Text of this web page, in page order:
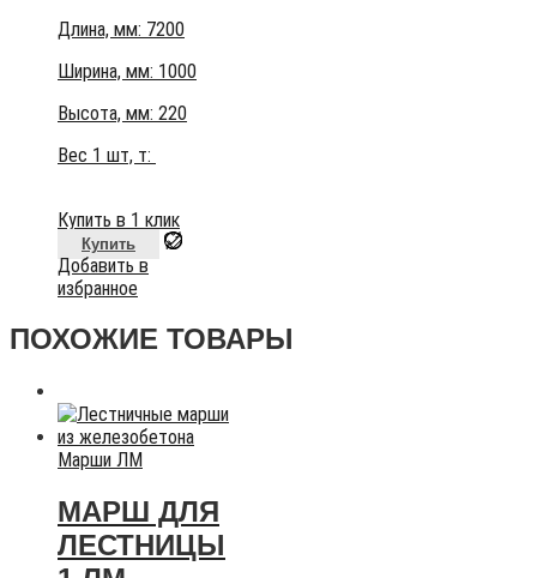
Длина, мм: 7200
Ширина, мм: 1000
Высота, мм: 220
Вес 1 шт, т:
Купить в 1 клик
Купить
Добавить в
избранное
ПОХОЖИЕ ТОВАРЫ
Марши ЛМ
МАРШ ДЛЯ
ЛЕСТНИЦЫ